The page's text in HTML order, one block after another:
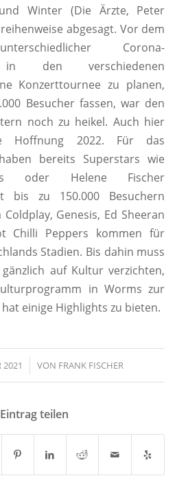
Winter (Die Ärzte, Peter
abgesagt. Vor dem
Corona-
in den verschiedenen
Konzerttournee zu planen,
Besucher fassen, war den
noch zu heikel. Auch hier
Hoffnung 2022. Für das
bereits Superstars wie
oder Helene Fischer
bis zu 150.000 Besuchern
Genesis, Ed Sheeran
Chilli Peppers kommen für
Stadien. Bis dahin muss
auf Kultur verzichten,
in Worms zur
einige Highlights zu bieten.
2021 VON FRANK FISCHER
Eintrag teilen